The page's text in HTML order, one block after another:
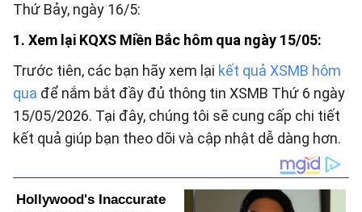
Thứ Bảy, ngày 16/5:
1. Xem lại KQXS Miền Bắc hôm qua ngày 15/05:
Trước tiên, các bạn hãy xem lại kết quả XSMB hôm
qua để nắm bắt đầy đủ thông tin XSMB Thứ 6 ngày
15/05/2026. Tại đây, chúng tôi sẽ cung cấp chi tiết
kết quả giúp bạn theo dõi và cập nhật dễ dàng hơn.